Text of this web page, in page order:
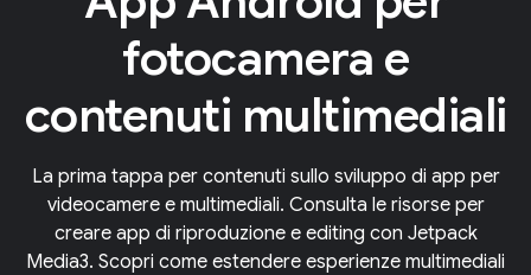
fotocamera e
contenuti multimediali
La prima tappa per contenuti sullo sviluppo di app per
videocamere e multimediali. Consulta le risorse per
creare app di riproduzione e editing con Jetpack
Media3. Scopri come estendere esperienze multimediali